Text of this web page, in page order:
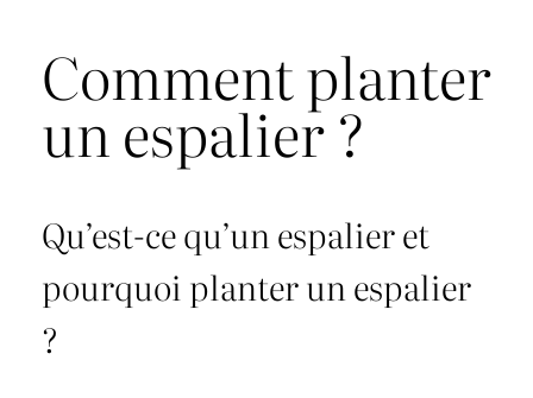
Comment planter
un espalier ?
Qu’est-ce qu’un espalier et
pourquoi planter un espalier
?